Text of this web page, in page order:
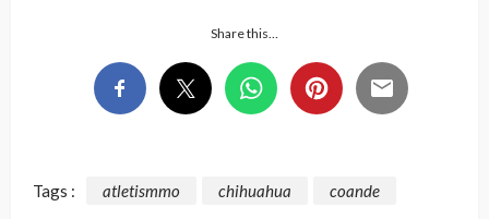
Share this…
Tags : atletismmo chihuahua coande